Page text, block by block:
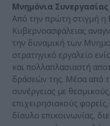
Μνημόνια
Από την πρώτη στιγμή η
Κυβερνοασφάλειας
την δυναμική των
στρατηγικό εργαλείο
και πολλαπλασιαστή
δράσεών της. Μέσα από
συνέργειας με
επιχειρησιακούς
δίαυλο επικοινωνίας,